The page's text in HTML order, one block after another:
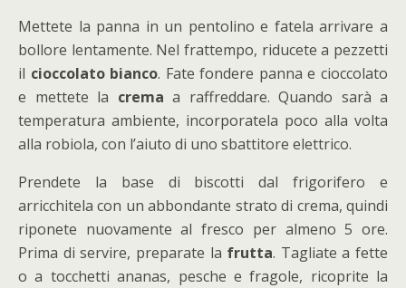
Mettete la panna in un pentolino e fatela arrivare a
bollore lentamente. Nel frattempo, riducete a pezzetti
il cioccolato bianco. Fate fondere panna e cioccolato
e mettete la crema a raffreddare. Quando sarà a
temperatura ambiente, incorporatela poco alla volta
alla robiola, con l’aiuto di uno sbattitore elettrico.
Prendete la base di biscotti dal frigorifero e
arricchitela con un abbondante strato di crema, quindi
riponete nuovamente al fresco per almeno 5 ore.
Prima di servire, preparate la frutta. Tagliate a fette
o a tocchetti ananas, pesche e fragole, ricoprite la